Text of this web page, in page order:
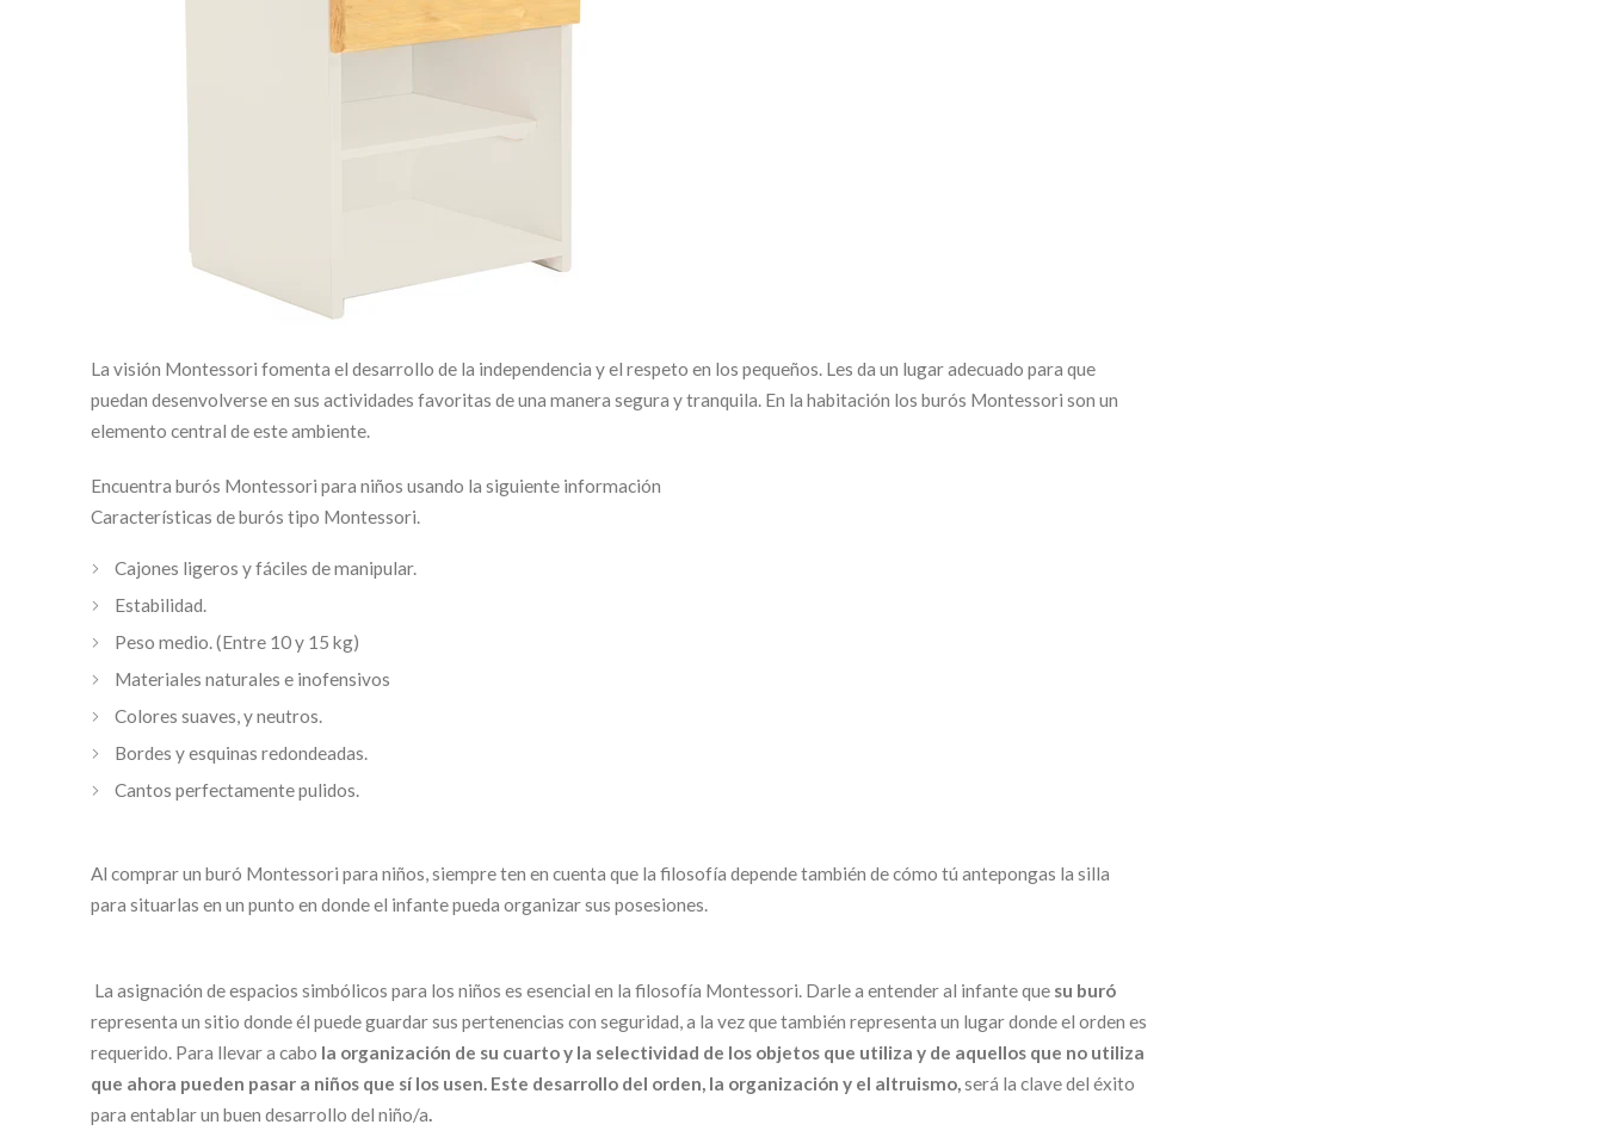
La visión Montessori fomenta el desarrollo de la independencia y el respeto en los pequeños. Les da un lugar adecuado para que
puedan desenvolverse en sus actividades favoritas de una manera segura y tranquila. En la habitación los burós Montessori son un
elemento central de este ambiente.
Encuentra burós Montessori para niños usando la siguiente información
Características de burós tipo Montessori.
Cajones ligeros y fáciles de manipular.
Estabilidad.
Peso medio. (Entre 10 y 15 kg)
Materiales naturales e inofensivos
Colores suaves, y neutros.
Bordes y esquinas redondeadas.
Cantos perfectamente pulidos.
Al comprar un buró Montessori para niños, siempre ten en cuenta que la filosofía depende también de cómo tú antepongas la silla
para situarlas en un punto en donde el infante pueda organizar sus posesiones.
La asignación de espacios simbólicos para los niños es esencial en la filosofía Montessori. Darle a entender al infante que su buró
representa un sitio donde él puede guardar sus pertenencias con seguridad, a la vez que también representa un lugar donde el orden es
requerido. Para llevar a cabo la organización de su cuarto y la selectividad de los objetos que utiliza y de aquellos que no utiliza
que ahora pueden pasar a niños que sí los usen. Este desarrollo del orden, la organización y el altruismo, será la clave del éxito
para entablar un buen desarrollo del niño/a